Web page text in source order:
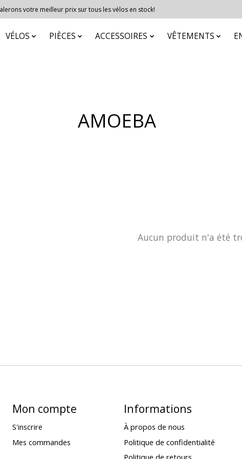
votre meilleur prix sur tous les vélos en stock!
VÉLOS PIÈCES ACCESSOIRES VÊTEMENTS
AMOEBA
Aucun produit n'a été
Mon compte
S'inscrire
Mes commandes
Informations
À propos de nous
Politique de confidentialité
Politique de retours